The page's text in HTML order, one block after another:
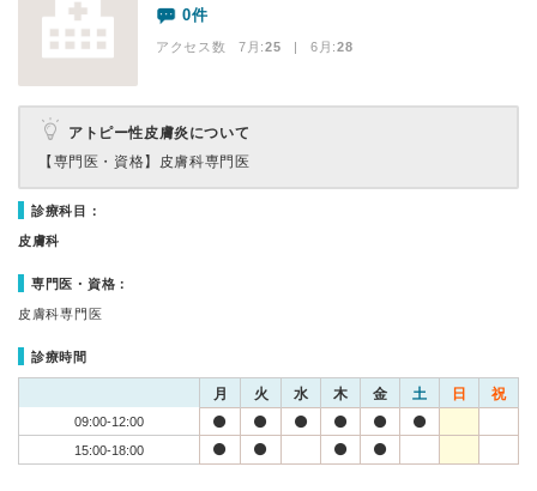
0件
アクセス数 7月:25 | 6月:28
アトピー性皮膚炎について
【専門医・資格】 皮膚科専門医
診療科目：
皮膚科
専門医・資格：
皮膚科専門医
診療時間
月 火 水 木 金 土 日 祝
09:00-12:00
15:00-18:00